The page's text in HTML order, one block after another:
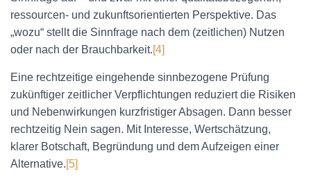
ressourcen- und zukunftsorientierten Perspektive. Das
„wozu“ stellt die Sinnfrage nach dem (zeitlichen) Nutzen
oder nach der Brauchbarkeit.[4]
Eine rechtzeitige eingehende sinnbezogene Prüfung
zukünftiger zeitlicher Verpflichtungen reduziert die Risiken
und Nebenwirkungen kurzfristiger Absagen. Dann besser
rechtzeitig Nein sagen. Mit Interesse, Wertschätzung,
klarer Botschaft, Begründung und dem Aufzeigen einer
Alternative.[5]